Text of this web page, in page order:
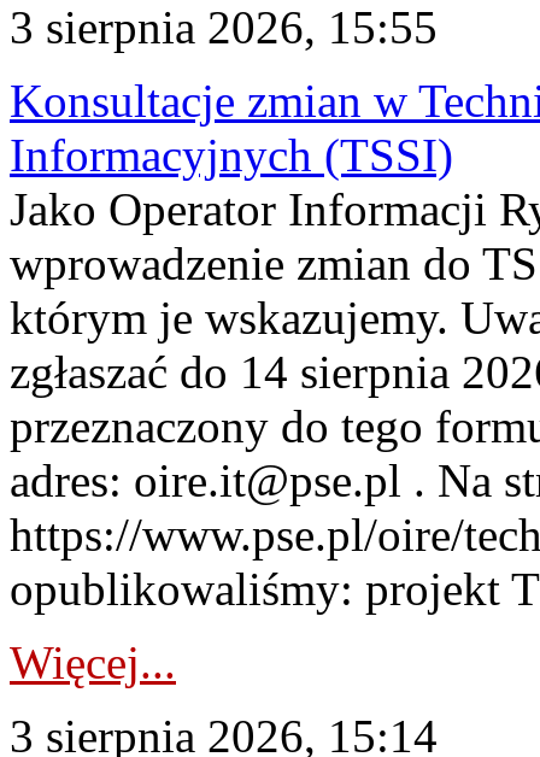
3 sierpnia 2026, 15:55
Konsultacje zmian w
Informacyjnych (TSSI)
Jako Operator Informacji
wprowadzenie zmian do
którym je wskazujemy.
zgłaszać do 14 sierpnia
przeznaczony do tego
adres: oire.it@pse.pl . Na
https://www.pse.pl/oire/
opublikowaliśmy: projekt
Więcej...
3 sierpnia 2026, 15:14